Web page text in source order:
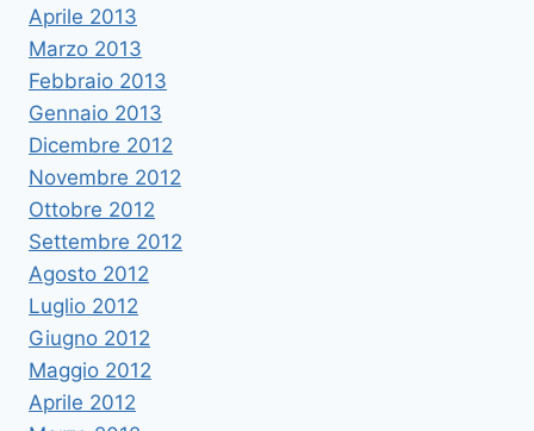
Aprile 2013
Marzo 2013
Febbraio 2013
Gennaio 2013
Dicembre 2012
Novembre 2012
Ottobre 2012
Settembre 2012
Agosto 2012
Luglio 2012
Giugno 2012
Maggio 2012
Aprile 2012